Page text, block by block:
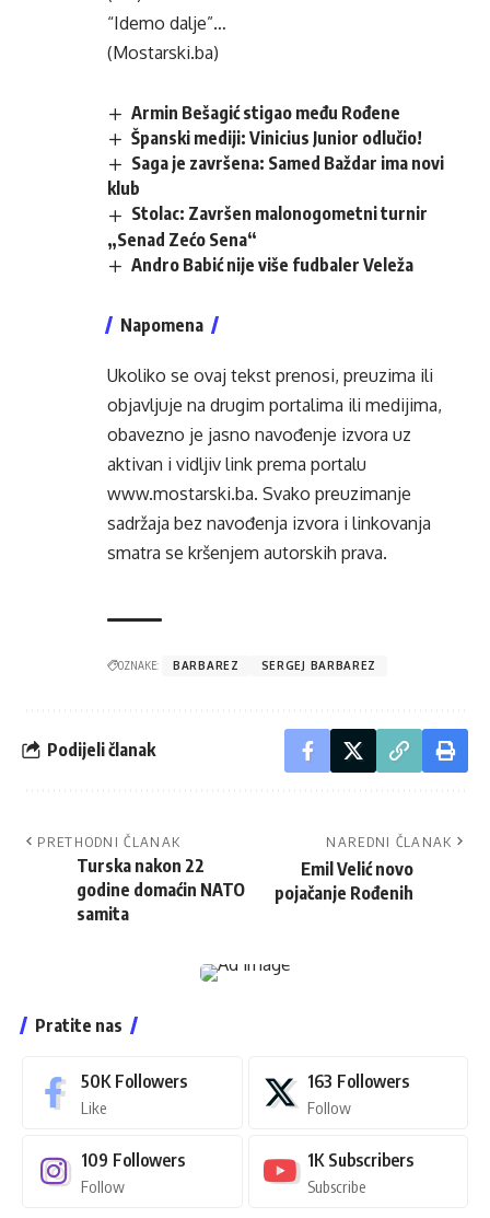
“Idemo dalje”…
(Mostarski.ba)
Armin Bešagić stigao među Rođene
Španski mediji: Vinicius Junior odlučio!
Saga je završena: Samed Baždar ima novi
klub
Stolac: Završen malonogometni turnir
„Senad Zećo Sena“
Andro Babić nije više fudbaler Veleža
Napomena
Ukoliko se ovaj tekst prenosi, preuzima ili
objavljuje na drugim portalima ili medijima,
obavezno je jasno navođenje izvora uz
aktivan i vidljiv link prema portalu
www.mostarski.ba. Svako preuzimanje
sadržaja bez navođenja izvora i linkovanja
smatra se kršenjem autorskih prava.
OZNAKE: BARBAREZ SERGEJ BARBAREZ
Podijeli članak
PRETHODNI ČLANAK
Turska nakon 22
godine domaćin NATO
samita
NAREDNI ČLANAK
Emil Velić novo
pojačanje Rođenih
Pratite nas
50K Followers
Like
163 Followers
Follow
109 Followers
Follow
1K Subscribers
Subscribe